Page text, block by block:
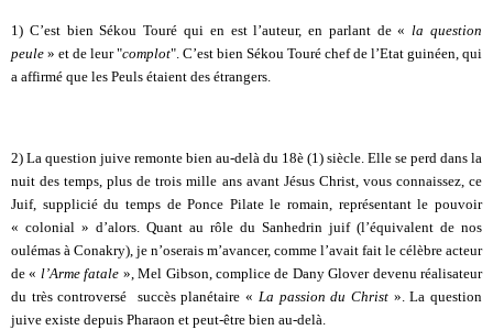
1) C’est bien Sékou Touré qui en est l’auteur, en parlant de «la question
peule » et de leur "complot". C’est bien Sékou Touré chef de l’Etat guinéen, qui
a affirmé que les Peuls étaient des étrangers.
2) La question juive remonte bien au-delà du 18è (1) siècle. Elle se perd dans la
nuit des temps, plus de trois mille ans avant Jésus Christ, vous connaissez, ce
Juif, supplicié du temps de Ponce Pilate le romain, représentant le pouvoir
« colonial » d’alors. Quant au rôle du Sanhedrin juif (l’équivalent de nos
oulémas à Conakry), je n’oserais m’avancer, comme l’avait fait le célèbre acteur
de « l’Arme fatale », Mel Gibson, complice de Dany Glover devenu réalisateur
du très controversé succès planétaire « La passion du Christ ». La question
juive existe depuis Pharaon et peut-être bien au-delà.